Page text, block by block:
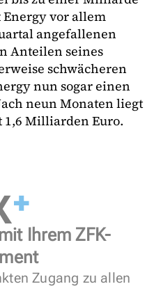
vor allem
angefallenen
Anteilen seines
schwächeren
nun sogar einen
neun Monaten liegt
Milliarden Euro.
Ihrem ZFK-
Zugang zu allen